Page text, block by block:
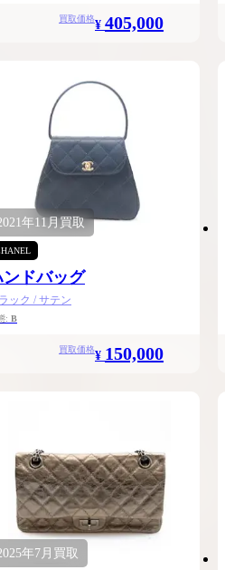
買取価格¥ 405,000
年11月買取
ンドバッグ
ック / サテン
: B
買取価格¥ 150,000
年7月 買取